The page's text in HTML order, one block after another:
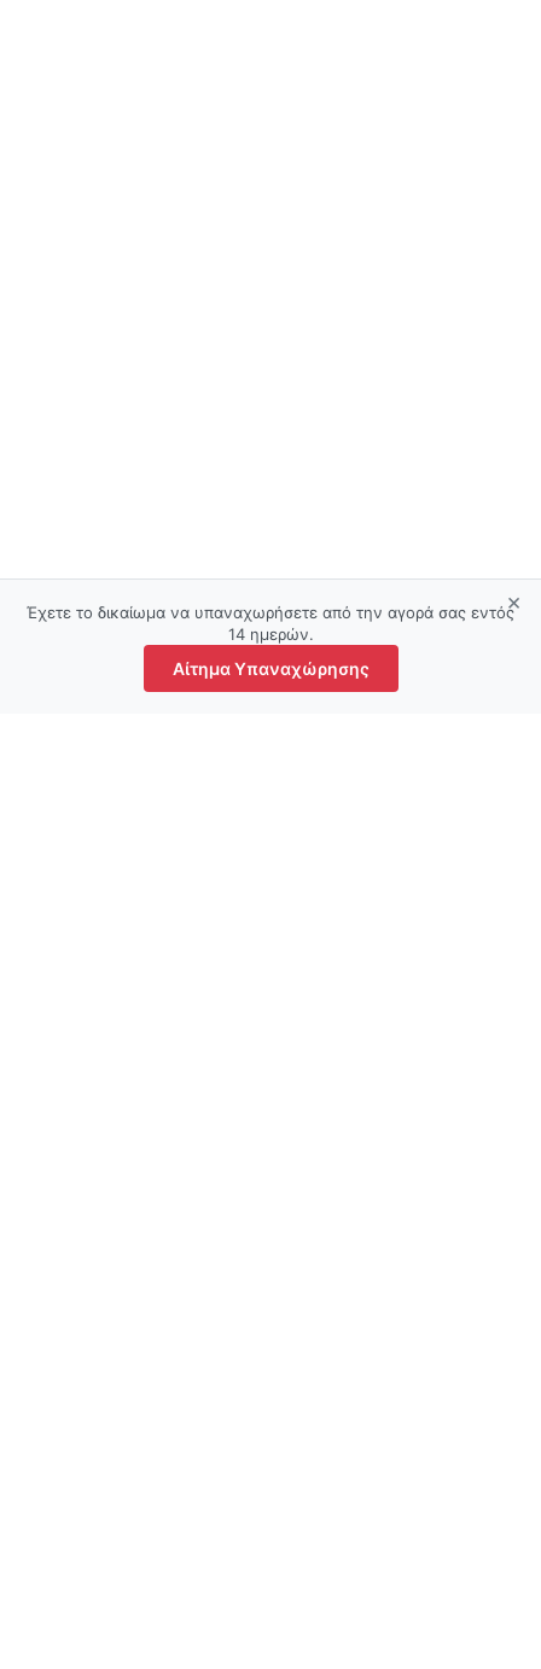
Ο λογαριασμός μου
Έχετε το δικαίωμα να υπαναχωρήσετε από την αγορά σας εντός
14 ημερών.
Αίτημα Υπαναχώρησης
×